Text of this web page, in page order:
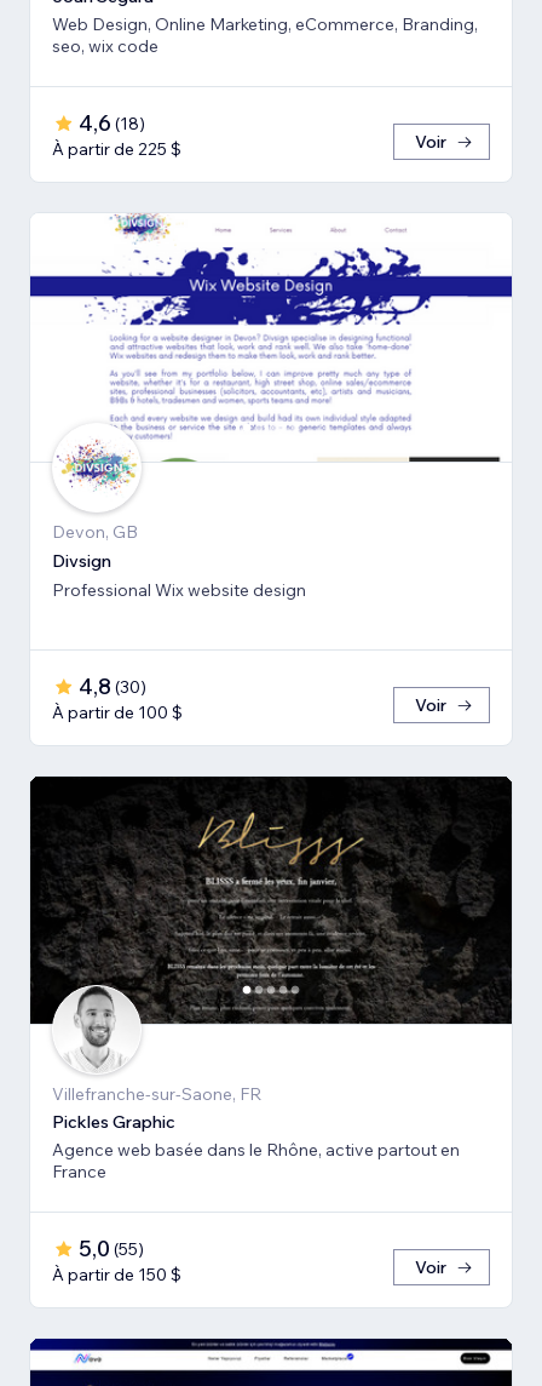
Web Design, Online Marketing, eCommerce, Branding,
seo, wix code
4,6 (18)
À partir de 225 $
Voir
Devon, GB
Divsign
Professional Wix website design
4,8 (30)
À partir de 100 $
Voir
Villefranche-sur-Saone, FR
Pickles Graphic
Agence web basée dans le Rhône, active partout en
France
5,0 (55)
À partir de 150 $
Voir